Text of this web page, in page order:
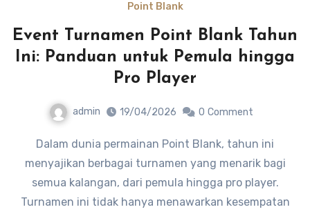
Point Blank
Event Turnamen Point Blank Tahun
Ini: Panduan untuk Pemula hingga
Pro Player
admin 19/04/2026 0 Comment
Dalam dunia permainan Point Blank, tahun ini
menyajikan berbagai turnamen yang menarik bagi
semua kalangan, dari pemula hingga pro player.
Turnamen ini tidak hanya menawarkan kesempatan